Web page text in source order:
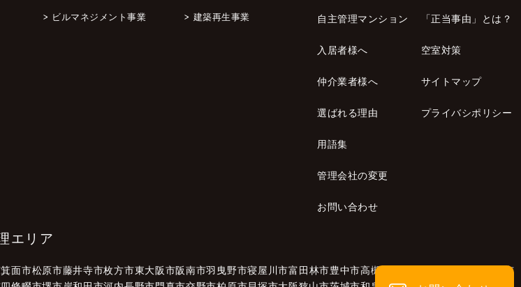
> ビルマネジメント事業 > 建築再生事業 自主管理マンション
入居者様へ
仲介業者様へ
選ばれる理由
用語集
管理会社の変更
お問い合わせ
「正当事由」とは？
空室対策
サイトマップ
プライバシポリシー
エリア
箕面市松原市藤井寺市枚方市東大阪市阪南市羽曳野市寝屋川市富田林市豊中市高槻市
泉南市